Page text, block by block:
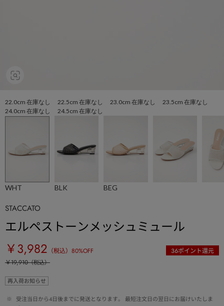
22.0cm 在庫なし 22.5cm 在庫なし 23.0cm 在庫なし 23.5cm 在庫なし
24.0cm 在庫なし 24.5cm 在庫なし
WHT BLK BEG
STACCATO
エルペストーンメッシュミュール
￥3,982 （税込） 80%OFF 36ポイント還元
￥19,910（税込）
再入荷お知らせ
※
受注当日から4日後までに発送となります。 最短注文日の翌日にお届けいたしま